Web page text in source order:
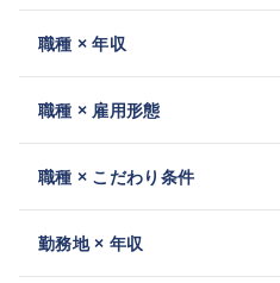
職種 × 年収
職種 × 雇用形態
職種 × こだわり条件
勤務地 × 年収